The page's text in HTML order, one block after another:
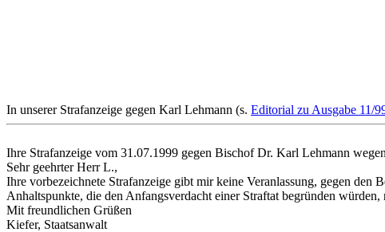
In unserer Strafanzeige gegen Karl Lehmann (s. Editorial zu Ausgabe 11/
Ihre Strafanzeige vom 31.07.1999 gegen Bischof Dr. Karl Lehmann
Sehr geehrter Herr L.,
Ihre vorbezeichnete Strafanzeige gibt mir keine Veranlassung, gegen
Anhaltspunkte, die den Anfangsverdacht einer Straftat begründen
Mit freundlichen Grüßen
Kiefer, Staatsanwalt